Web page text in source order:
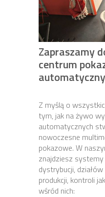
Zapraszamy
centrum
Z myślą o
tym, jak na żywo
automatycznych
nowoczesne
pokazowe. W
znajdziesz
dystrybucji,
produkcji, kontroli
wśród nich: